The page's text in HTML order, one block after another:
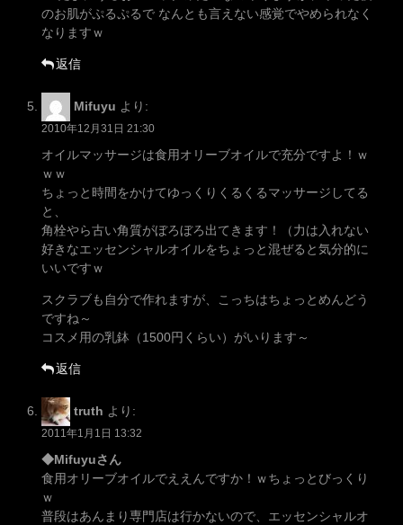
のお肌がぷるぷるで なんとも言えない感覚でやめられなく
なりますｗ
返信
Mifuyu より:
2010年12月31日 21:30
オイルマッサージは食用オリーブオイルで充分ですよ！ｗ
ｗｗ
ちょっと時間をかけてゆっくりくるくるマッサージしてる
と、
角栓やら古い角質がぼろぼろ出てきます！（力は入れない
好きなエッセンシャルオイルをちょっと混ぜると気分的に
いいですｗ
スクラブも自分で作れますが、こっちはちょっとめんどう
ですね～
コスメ用の乳鉢（1500円くらい）がいります～
返信
truth より:
2011年1月1日 13:32
◆Mifuyuさん
食用オリーブオイルでええんですか！ｗちょっとびっくり
ｗ
普段はあんまり専門店は行かないので、エッセンシャルオ